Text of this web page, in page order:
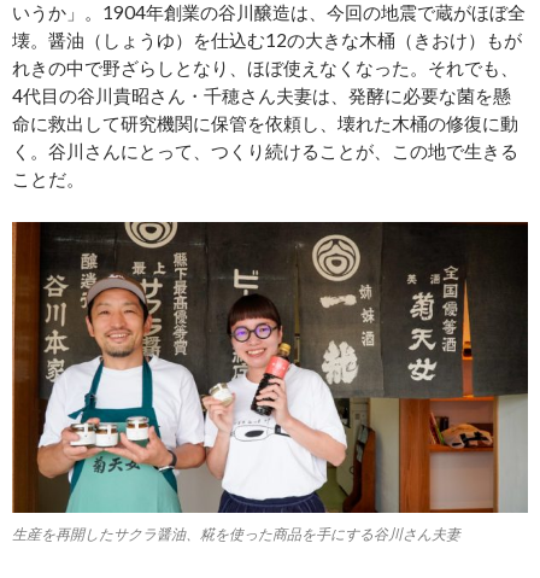
いうか」。1904年創業の谷川醸造は、今回の地震で蔵がほぼ全
壊。醤油（しょうゆ）を仕込む12の大きな木桶（きおけ）もが
れきの中で野ざらしとなり、ほぼ使えなくなった。それでも、
4代目の谷川貴昭さん・千穂さん夫妻は、発酵に必要な菌を懸
命に救出して研究機関に保管を依頼し、壊れた木桶の修復に動
く。谷川さんにとって、つくり続けることが、この地で生きる
ことだ。
生産を再開したサクラ醤油、糀を使った商品を手にする谷川さん夫妻